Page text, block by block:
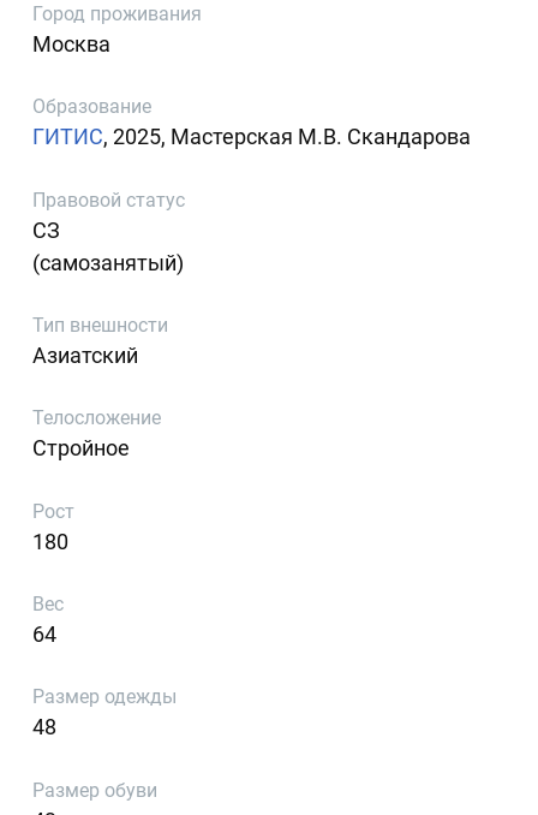
Город проживания
Москва
Образование
ГИТИС, 2025, Мастерская М.В. Скандарова
Правовой статус
СЗ
(самозанятый)
Тип внешности
Азиатский
Телосложение
Стройное
Рост
180
Вес
64
Размер одежды
48
Размер обуви